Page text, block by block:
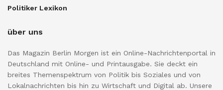
Politiker Lexikon
über uns
Das Magazin Berlin Morgen ist ein Online-Nachrichtenportal in
Deutschland mit Online- und Printausgabe. Sie deckt ein
breites Themenspektrum von Politik bis Soziales und von
Lokalnachrichten bis hin zu Wirtschaft und Digital ab. Unsere